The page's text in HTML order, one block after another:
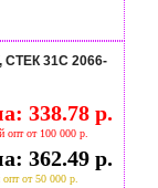
31С 2066-
338.78 р.
опт от 100 000 р.
362.49 р.
опт от 50 000 р.